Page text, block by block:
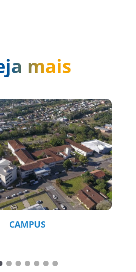
mais
CAMPUS